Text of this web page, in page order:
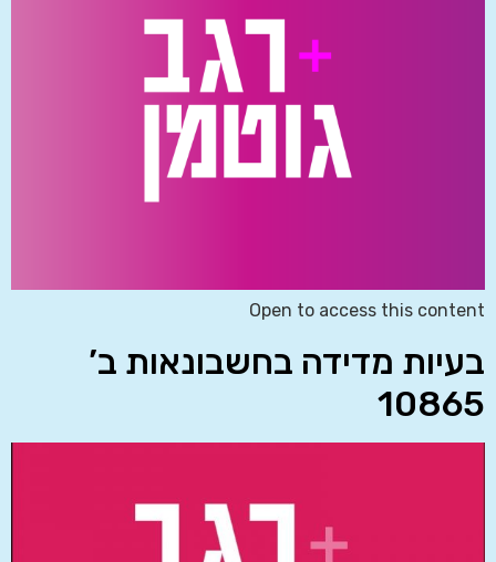
Open to access this content
בעיות מדידה בחשבונאות ב’
10865